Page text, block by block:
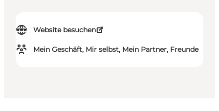
Website besuchen
Mein Geschäft, Mir selbst, Mein Partner, Freunde